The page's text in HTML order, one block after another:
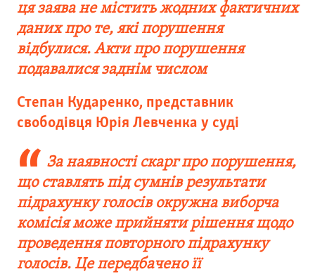
ця заява не містить жодних фактичних
даних про те, які порушення
відбулися. Акти про порушення
подавалися заднім числом
Степан Кударенко, представник
свободівця Юрія Левченка у суді
За наявності скарг про порушення,
що ставлять під сумнів результати
підрахунку голосів окружна виборча
комісія може прийняти рішення щодо
проведення повторного підрахунку
голосів. Це передбачено її